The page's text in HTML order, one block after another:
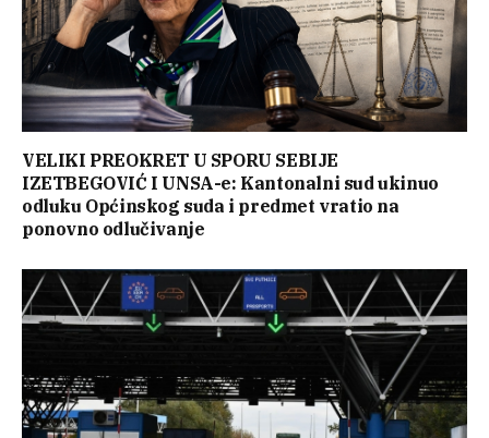
VELIKI PREOKRET U SPORU SEBIJE
IZETBEGOVIĆ I UNSA-e: Kantonalni sud ukinuo
odluku Općinskog suda i predmet vratio na
ponovno odlučivanje